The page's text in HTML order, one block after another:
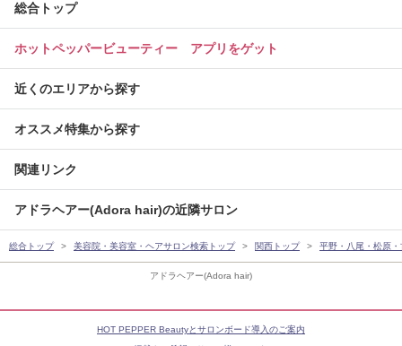
アドラヘアー(Adora hair)
総合トップ
ホットペッパービューティー アプリをゲット
近くのエリアから探す
オススメ特集から探す
関連リンク
アドラヘアー(Adora hair)の近隣サロン
総合トップ 美容院・美容室・ヘアサロン検索トップ 関西トップ 平野・八尾・松原
HOT PEPPER Beautyとサロンボード導入のご案内